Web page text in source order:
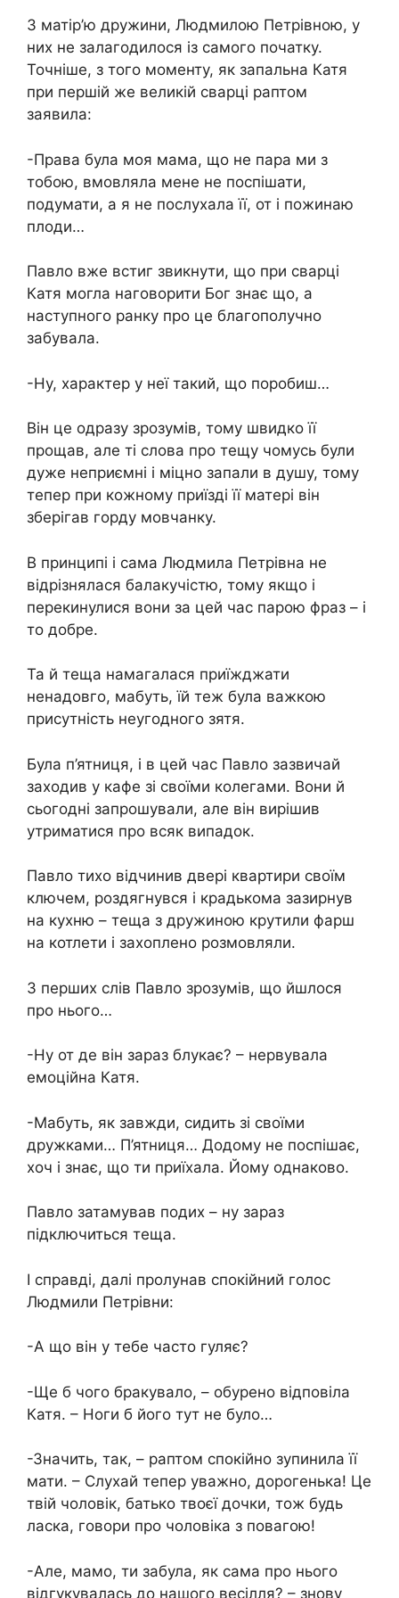
З матір’ю дружини, Людмилою Петрівною, у
них не залагодилося із самого початку.
Точніше, з того моменту, як запальна Катя
при першій же великій сварці раптом
заявила:
-Права була моя мама, що не пара ми з
тобою, вмовляла мене не поспішати,
подумати, а я не послухала її, от і пожинаю
плоди…
Павло вже встиг звикнути, що при сварці
Катя могла наговорити Бог знає що, а
наступного ранку про це благополучно
забувала.
-Ну, характер у неї такий, що поробиш…
Він це одразу зрозумів, тому швидко її
прощав, але ті слова про тещу чомусь були
дуже неприємні і міцно запали в душу, тому
тепер при кожному приїзді її матері він
зберігав горду мовчанку.
В принципі і сама Людмила Петрівна не
відрізнялася балакучістю, тому якщо і
перекинулися вони за цей час парою фраз – і
то добре.
Та й теща намагалася приїжджати
ненадовго, мабуть, їй теж була важкою
присутність неугодного зятя.
Була п’ятниця, і в цей час Павло зазвичай
заходив у кафе зі своїми колегами. Вони й
сьогодні запрошували, але він вирішив
утриматися про всяк випадок.
Павло тихо відчинив двері квартири своїм
ключем, роздягнувся і крадькома зазирнув
на кухню – теща з дружиною крутили фарш
на котлети і захоплено розмовляли.
З перших слів Павло зрозумів, що йшлося
про нього…
-Ну от де він зараз блукає? – нервувала
емоційна Катя.
-Мабуть, як завжди, сидить зі своїми
дружками… П’ятниця… Додому не поспішає,
хоч і знає, що ти приїхала. Йому однаково.
Павло затамував подих – ну зараз
підключиться теща.
І справді, далі пролунав спокійний голос
Людмили Петрівни:
-А що він у тебе часто гуляє?
-Ще б чого бракувало, – обурено відповіла
Катя. – Ноги б його тут не було…
-Значить, так, – раптом спокійно зупинила її
мати. – Слухай тепер уважно, дорогенька! Це
твій чоловік, батько твоєї дочки, тож будь
ласка, говори про чоловіка з повагою!
-Але, мамо, ти забула, як сама про нього
відгукувалась до нашого весілля? – знову